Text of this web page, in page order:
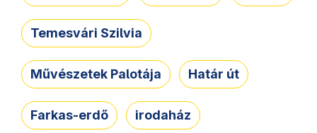
Temesvári Szilvia
Művészetek Palotája Határ út
Farkas-erdő irodaház